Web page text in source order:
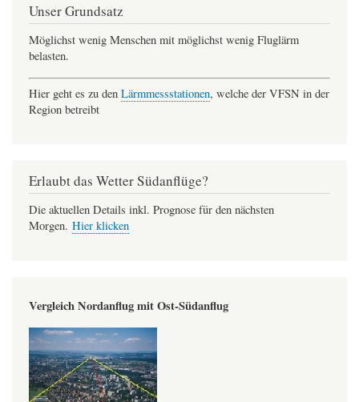
Unser Grundsatz
Möglichst wenig Menschen mit möglichst wenig Fluglärm
belasten.
Hier geht es zu den Lärmmessstationen, welche der VFSN in der
Region betreibt
Erlaubt das Wetter Südanflüge?
Die aktuellen Details inkl. Prognose für den nächsten
Morgen. Hier klicken
Vergleich Nordanflug mit Ost-Südanflug